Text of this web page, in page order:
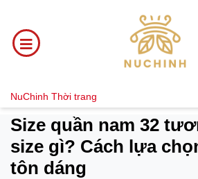
NuChinh Thời trang
Size quần nam 32
size gì? Cách lựa
tôn dáng